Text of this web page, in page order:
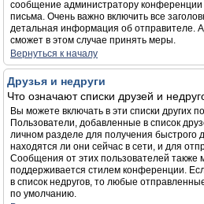
сообщение администратору конференции
письма. Очень важно включить все
детальная информация об отправителе.
сможет в этом случае принять меры.
Вернуться к началу
Друзья и недруги
Что означают списки друзей и
Вы можете включать в эти списки других
Пользователи, добавленные в список
личном разделе для получения быстрого
находятся ли они сейчас в сети, и для
Сообщения от этих пользователей также
поддерживается стилем конференции.
в список недругов, то любые
по умолчанию.